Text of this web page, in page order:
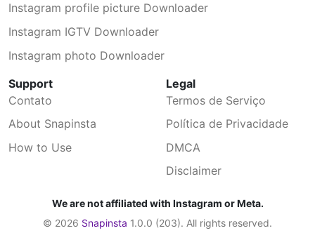
Instagram profile picture Downloader
Instagram IGTV Downloader
Instagram photo Downloader
Support
Contato
About Snapinsta
How to Use
Legal
Termos de Serviço
Política de Privacidade
DMCA
Disclaimer
We are not affiliated with Instagram or Meta.
© 2026 Snapinsta 1.0.0 (203). All rights reserved.